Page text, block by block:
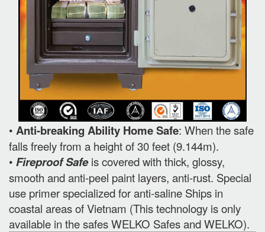
• Anti-breaking Ability Home Safe: When the safe
falls freely from a height of 30 feet (9.144m).
• Fireproof Safeis covered with thick, glossy,
smooth and anti-peel paint layers, anti-rust. Special
use primer specialized for anti-saline Ships in
coastal areas of Vietnam (This technology is only
available in the safes WELKO Safes and WELKO).